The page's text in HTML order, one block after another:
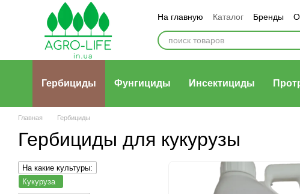
Перейти к основному контенту
На главную Каталог Бренды О
Гербициды Фунгициды Инсектициды
Главная Гербициды
Гербициды для кукурузы
На какие культуры:
Кукуруза